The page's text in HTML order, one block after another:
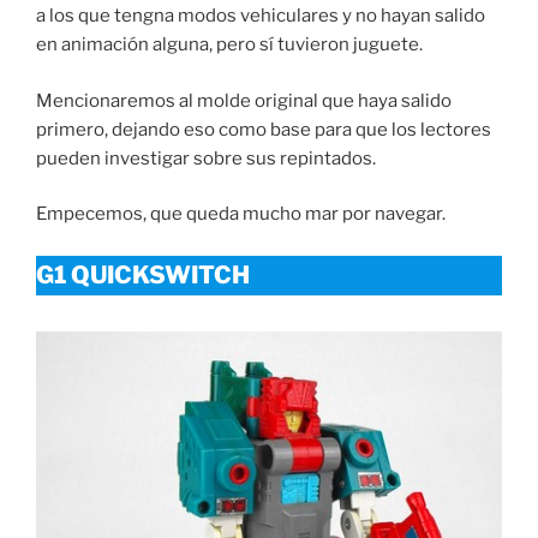
a los que tengna modos vehiculares y no hayan salido
en animación alguna, pero sí tuvieron juguete.
Mencionaremos al molde original que haya salido
primero, dejando eso como base para que los lectores
pueden investigar sobre sus repintados.
Empecemos, que queda mucho mar por navegar.
G1 QUICKSWITCH